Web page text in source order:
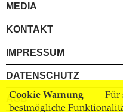
Cookie Warnung
Für
bestmögliche
MEDIA
KONTAKT
IMPRESSUM
DATENSCHUTZ
AGB